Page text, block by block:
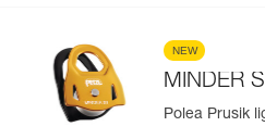
NEW
MINDER
Polea Prusik